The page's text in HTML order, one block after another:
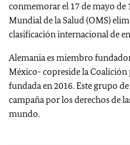
conmemorar el 17 de mayo de
Mundial de la Salud (OMS)
clasificación internacional de
Alemania es miembro
México- copreside la Coalición
fundada en 2016. Este grupo
campaña por los derechos de
mundo.